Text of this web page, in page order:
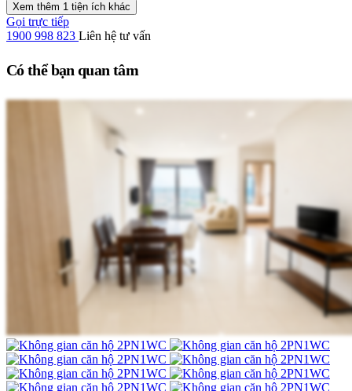
Xem thêm 1 tiện ích khác
Gọi trực tiếp
1900 998 823 Liên hệ tư vấn
Có thể bạn quan tâm